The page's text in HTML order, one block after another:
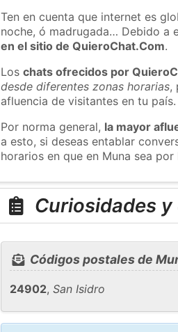
Ten en cuenta que internet es
noche, ó madrugada… Debido a
en el sitio de QuieroChat.Com.
Loschats ofrecidos por
desde diferentes zonas horarias,
afluencia de visitantes en tu país.
Por norma general, la mayor
a esto, si deseas entablar
horarios en que en Muna sea
Curiosidades
Códigos postales de
24902,San Isidro